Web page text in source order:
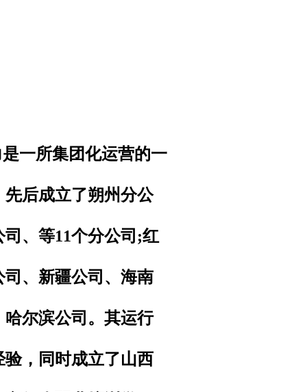
一所集团化运营的一
后成立了朔州分公
、 等11个分公司;红
、新疆公司、海南
尔滨公司。其运行
，同时成立了山西